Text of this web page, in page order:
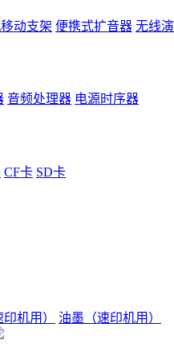
动支架 便携式扩音器 无线
音频处理器 电源时序器
CF卡 SD卡
机用） 油墨（速印机用）